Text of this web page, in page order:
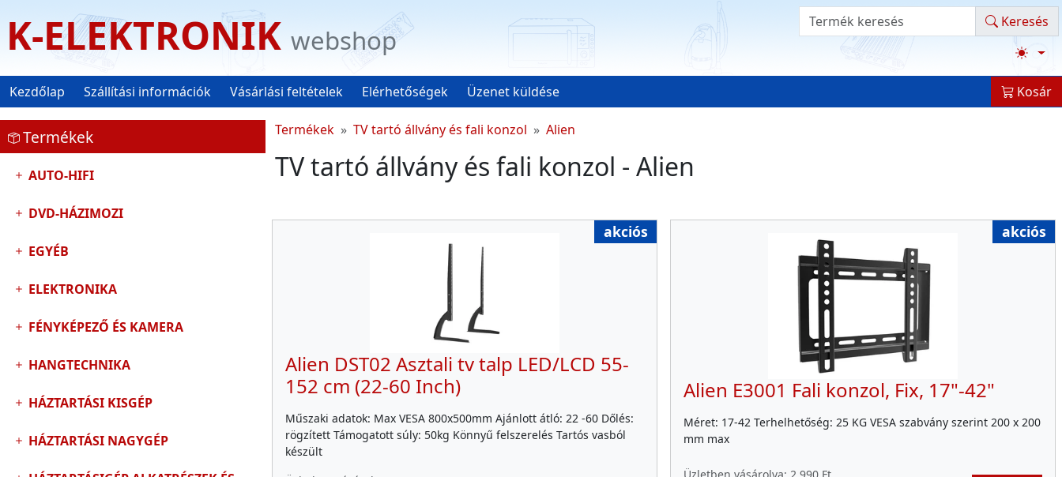
K-ELEKTRONIK webshop
Termék kereső Keresés
Kezdőlap Szállítási információk Vásárlási feltételek Elérhetőségek Üzenet küldése Kosár
Termékek
AUTO-HIFI
DVD-HÁZIMOZI
EGYÉB
ELEKTRONIKA
FÉNYKÉPEZŐ ÉS KAMERA
HANGTECHNIKA
HÁZTARTÁSI KISGÉP
HÁZTARTÁSI NAGYGÉP
Termékek TV tartó állvány és fali konzol Alien
TV tartó állvány és fali konzol - Alien
akciós
Alien DST02 Asztali tv talp LED/LCD 55-
152 cm (22-60 Inch)
Műszaki adatok: Max VESA 800x500mm Ajánlott átló: 22 -60 Dőlés:
rögzített Támogatott súly: 50kg Könnyű felszerelés Tartós vasból
készült
akciós
Alien E3001 Fali konzol, Fix, 17"-42"
Méret: 17-42 Terhelhetőség: 25 KG VESA szabvány szerint 200 x 200
mm max
Üzletben vásárolva: 2 990 Ft